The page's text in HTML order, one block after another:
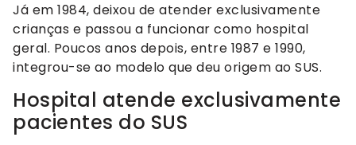
Já em 1984, deixou de atender exclusivamente
crianças e passou a funcionar como hospital
geral. Poucos anos depois, entre 1987 e 1990,
integrou-se ao modelo que deu origem ao SUS.
Hospital atende exclusivamente
pacientes do SUS